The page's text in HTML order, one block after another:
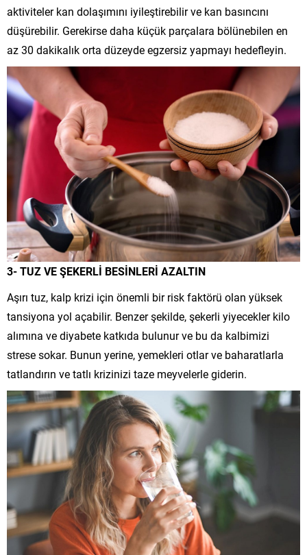
aktiviteler kan dolaşımını iyileştirebilir ve kan basıncını
düşürebilir. Gerekirse daha küçük parçalara bölünebilen en
az 30 dakikalık orta düzeyde egzersiz yapmayı hedefleyin.
3- TUZ VE ŞEKERLİ BESİNLERİ AZALTIN
Aşırı tuz, kalp krizi için önemli bir risk faktörü olan yüksek
tansiyona yol açabilir. Benzer şekilde, şekerli yiyecekler kilo
alımına ve diyabete katkıda bulunur ve bu da kalbimizi
strese sokar. Bunun yerine, yemekleri otlar ve baharatlarla
tatlandırın ve tatlı krizinizi taze meyvelerle giderin.